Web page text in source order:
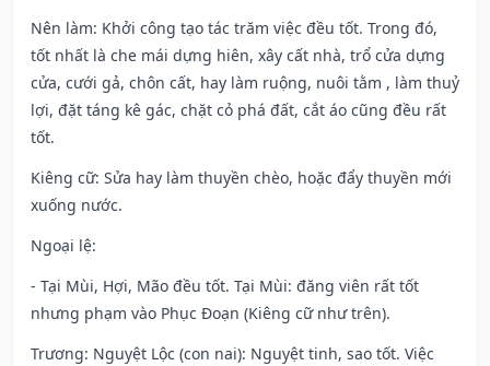
Nên làm: Khởi công tạo tác trăm việc đều tốt. Trong đó,
tốt nhất là che mái dựng hiên, xây cất nhà, trổ cửa dựng
cửa, cưới gả, chôn cất, hay làm ruộng, nuôi tằm , làm thuỷ
lợi, đặt táng kê gác, chặt cỏ phá đất, cắt áo cũng đều rất
tốt.
Kiêng cữ: Sửa hay làm thuyền chèo, hoặc đẩy thuyền mới
xuống nước.
Ngoại lệ:
- Tại Mùi, Hợi, Mão đều tốt. Tại Mùi: đăng viên rất tốt
nhưng phạm vào Phục Đoạn (Kiêng cữ như trên).
Trương: Nguyệt Lộc (con nai): Nguyệt tinh, sao tốt. Việc